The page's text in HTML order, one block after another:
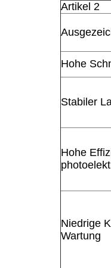
Artikel 2
Hohe
Stabiler
Hohe
Niedrige
Wartung